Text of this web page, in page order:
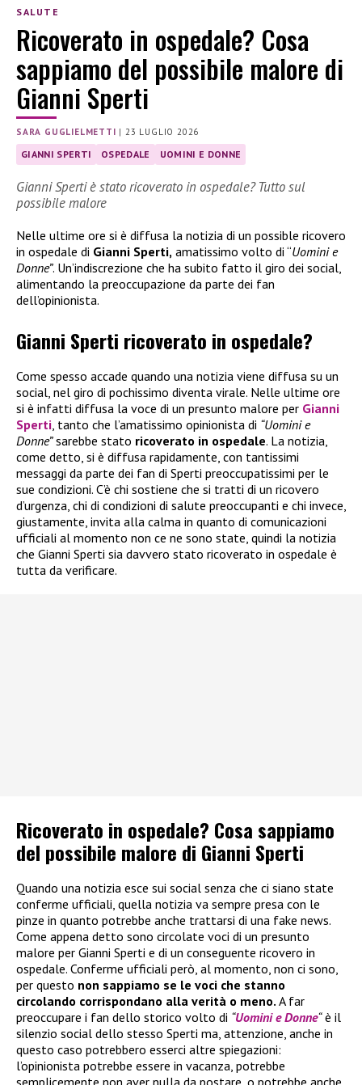
SALUTE
Ricoverato in ospedale? Cosa
sappiamo del possibile malore di
Gianni Sperti
SARA GUGLIELMETTI |23 LUGLIO 2026
GIANNI SPERTI OSPEDALE UOMINI E DONNE
Gianni Sperti è stato ricoverato in ospedale? Tutto sul
possibile malore
Nelle ultime ore si è diffusa la notizia di un possible ricovero
in ospedale di Gianni Sperti, amatissimo volto di “Uomini e
Donne”. Un’indiscrezione che ha subito fatto il giro dei social,
alimentando la preoccupazione da parte dei fan
dell’opinionista.
Gianni Sperti ricoverato in ospedale?
Come spesso accade quando una notizia viene diffusa su un
social, nel giro di pochissimo diventa virale. Nelle ultime ore
si è infatti diffusa la voce di un presunto malore per Gianni
Sperti, tanto che l’amatissimo opinionista di “Uomini e
Donne”sarebbe stato ricoverato in ospedale. La notizia,
come detto, si è diffusa rapidamente, con tantissimi
messaggi da parte dei fan di Sperti preoccupatissimi per le
sue condizioni. C’è chi sostiene che si tratti di un ricovero
d’urgenza, chi di condizioni di salute preoccupanti e chi invece,
giustamente, invita alla calma in quanto di comunicazioni
ufficiali al momento non ce ne sono state, quindi la notizia
che Gianni Sperti sia davvero stato ricoverato in ospedale è
tutta da verificare.
Ricoverato in ospedale? Cosa sappiamo
del possibile malore di Gianni Sperti
Quando una notizia esce sui social senza che ci siano state
conferme ufficiali, quella notizia va sempre presa con le
pinze in quanto potrebbe anche trattarsi di una fake news.
Come appena detto sono circolate voci di un presunto
malore per Gianni Sperti e di un conseguente ricovero in
ospedale. Conferme ufficiali però, al momento, non ci sono,
per questo non sappiamo se le voci che stanno
circolando corrispondano alla verità o meno. A far
preoccupare i fan dello storico volto di “Uomini e Donne“è il
silenzio social dello stesso Sperti ma, attenzione, anche in
questo caso potrebbero esserci altre spiegazioni:
l’opinionista potrebbe essere in vacanza, potrebbe
semplicemente non aver nulla da postare, o potrebbe anche